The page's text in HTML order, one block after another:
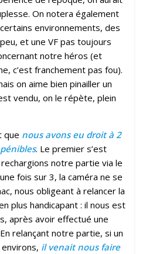
On notera également
environnements, des
et une VF pas toujours
notre héros (et
c’est franchement pas fou).
on aime bien pinailler un
vendu, on le répète, plein
que nous avons eu droit à 2
. Le premier s’est
notre partie via le
fois sur 3, la caméra ne se
nous obligeant à relancer la
plus handicapant : il nous est
après avoir effectué une
relançant notre partie, si un
il venait nous faire